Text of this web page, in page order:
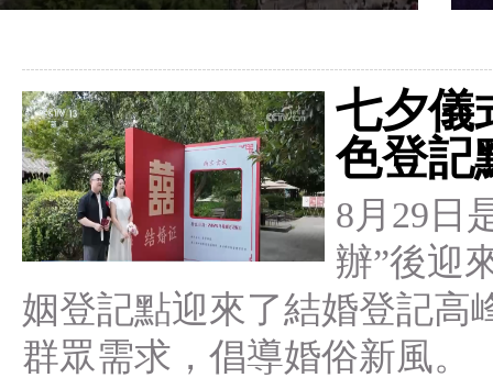
七夕儀
色登記
8月29日
辦”後迎
姻登記點迎來了結婚登記高
群眾需求，倡導婚俗新風。